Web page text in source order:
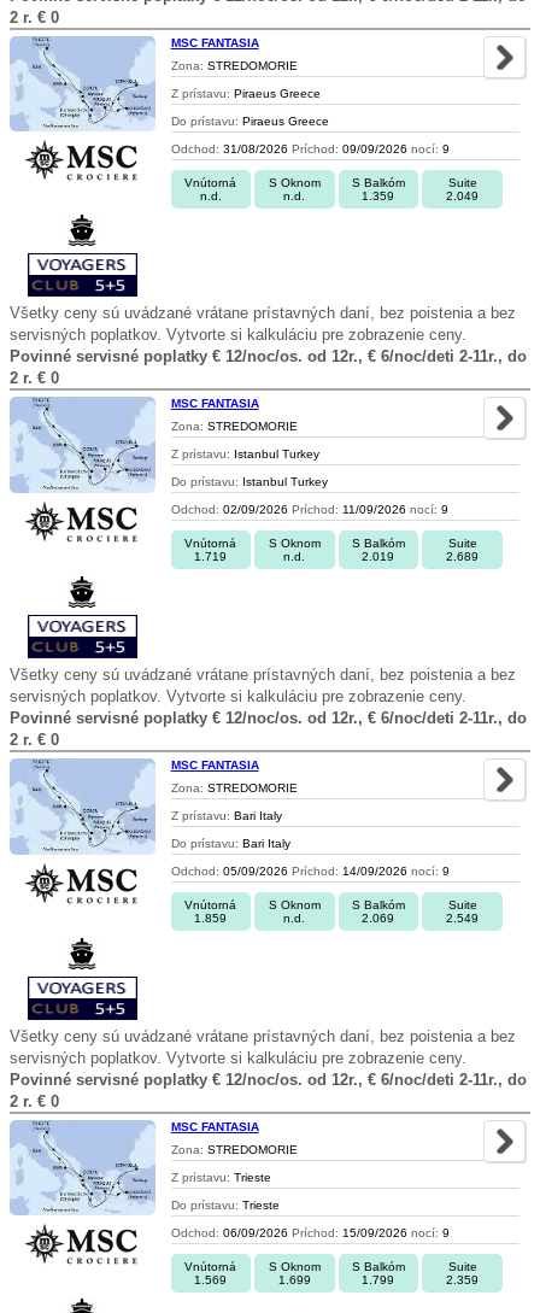
2 r. € 0
MSC FANTASIA
Zona: STREDOMORIE
Z prístavu: Piraeus Greece
Do prístavu: Piraeus Greece
Odchod: 31/08/2026 Príchod: 09/09/2026 nocí: 9
Vnútorná
n.d.
S Oknom
n.d.
S Balkóm
1.359
Suite
2.049
Všetky ceny sú uvádzané vrátane prístavných daní, bez poistenia a bez
servisných poplatkov. Vytvorte si kalkuláciu pre zobrazenie ceny.
Povinné servisné poplatky € 12/noc/os. od 12r., € 6/noc/deti 2-11r., do
2 r. € 0
MSC FANTASIA
Zona: STREDOMORIE
Z prístavu: Istanbul Turkey
Do prístavu: Istanbul Turkey
Odchod: 02/09/2026 Príchod: 11/09/2026 nocí: 9
Vnútorná
1.719
S Oknom
n.d.
S Balkóm
2.019
Suite
2.689
Všetky ceny sú uvádzané vrátane prístavných daní, bez poistenia a bez
servisných poplatkov. Vytvorte si kalkuláciu pre zobrazenie ceny.
Povinné servisné poplatky € 12/noc/os. od 12r., € 6/noc/deti 2-11r., do
2 r. € 0
MSC FANTASIA
Zona: STREDOMORIE
Z prístavu: Bari Italy
Do prístavu: Bari Italy
Odchod: 05/09/2026 Príchod: 14/09/2026 nocí: 9
Vnútorná
1.859
S Oknom
n.d.
S Balkóm
2.069
Suite
2.549
Všetky ceny sú uvádzané vrátane prístavných daní, bez poistenia a bez
servisných poplatkov. Vytvorte si kalkuláciu pre zobrazenie ceny.
Povinné servisné poplatky € 12/noc/os. od 12r., € 6/noc/deti 2-11r., do
2 r. € 0
MSC FANTASIA
Zona: STREDOMORIE
Z prístavu: Trieste
Do prístavu: Trieste
Odchod: 06/09/2026 Príchod: 15/09/2026 nocí: 9
Vnútorná
1.569
S Oknom
1.699
S Balkóm
1.799
Suite
2.359